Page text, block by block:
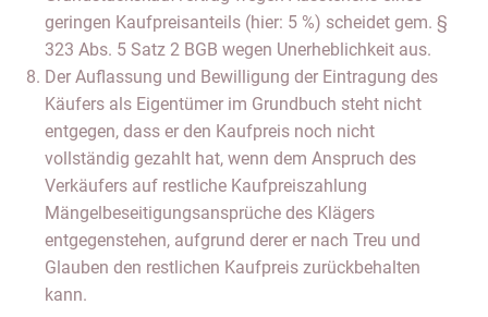
geringen Kaufpreisanteils (hier: 5 %) scheidet gem. §
323 Abs. 5 Satz 2 BGB wegen Unerheblichkeit aus.
Der Auflassung und Bewilligung der Eintragung des
Käufers als Eigentümer im Grundbuch steht nicht
entgegen, dass er den Kaufpreis noch nicht
vollständig gezahlt hat, wenn dem Anspruch des
Verkäufers auf restliche Kaufpreiszahlung
Mängelbeseitigungsansprüche des Klägers
entgegenstehen, aufgrund derer er nach Treu und
Glauben den restlichen Kaufpreis zurückbehalten
kann.